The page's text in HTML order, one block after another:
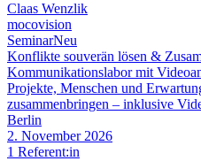
Claas Wenzlik
mocovision
SeminarNeu
Konflikte souverän lösen &
Kommunikationslabor mit
Projekte, Menschen und
zusammenbringen – inklusive
Berlin
2. November 2026
1 Referent:in